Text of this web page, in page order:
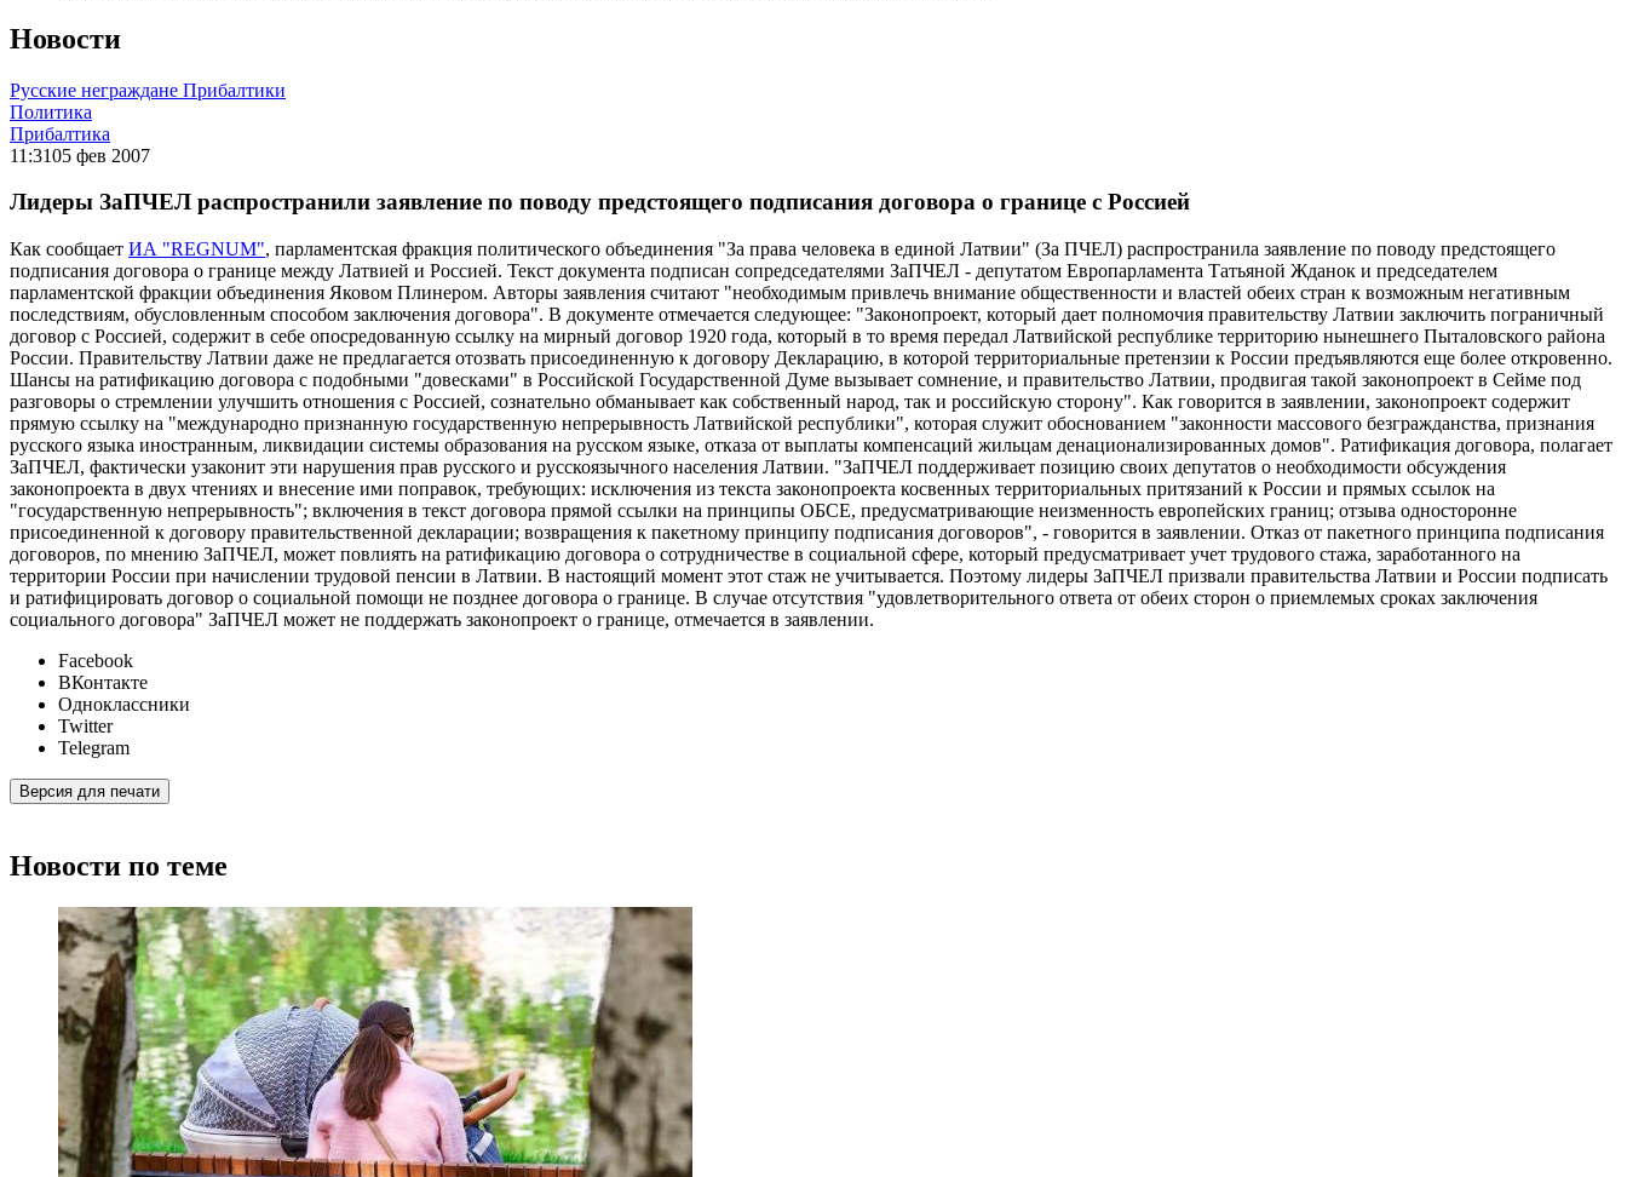
Новости
Русские неграждане Прибалтики
Политика
Прибалтика
11:3105 фев 2007
Лидеры ЗаПЧЕЛ распространили заявление по поводу предстоящего подписания договора о границе с Россией
Как сообщает ИА "REGNUM", парламентская фракция политического объединения "За права человека в единой Латвии" (За ПЧЕЛ) распространила заявление по поводу предстоящего
подписания договора о границе между Латвией и Россией. Текст документа подписан сопредседателями ЗаПЧЕЛ - депутатом Европарламента Татьяной Жданок и председателем
парламентской фракции объединения Яковом Плинером. Авторы заявления считают "необходимым привлечь внимание общественности и властей обеих стран к возможным негативным
последствиям, обусловленным способом заключения договора". В документе отмечается следующее: "Законопроект, который дает полномочия правительству Латвии заключить пограничный
договор с Россией, содержит в себе опосредованную ссылку на мирный договор 1920 года, который в то время передал Латвийской республике территорию нынешнего Пыталовского района
России. Правительству Латвии даже не предлагается отозвать присоединенную к договору Декларацию, в которой территориальные претензии к России предъявляются еще более откровенно.
Шансы на ратификацию договора с подобными "довесками" в Российской Государственной Думе вызывает сомнение, и правительство Латвии, продвигая такой законопроект в Сейме под
разговоры о стремлении улучшить отношения с Россией, сознательно обманывает как собственный народ, так и российскую сторону". Как говорится в заявлении, законопроект содержит
прямую ссылку на "международно признанную государственную непрерывность Латвийской республики", которая служит обоснованием "законности массового безгражданства, признания
русского языка иностранным, ликвидации системы образования на русском языке, отказа от выплаты компенсаций жильцам денационализированных домов". Ратификация договора, полагает
ЗаПЧЕЛ, фактически узаконит эти нарушения прав русского и русскоязычного населения Латвии. "ЗаПЧЕЛ поддерживает позицию своих депутатов о необходимости обсуждения
законопроекта в двух чтениях и внесение ими поправок, требующих: исключения из текста законопроекта косвенных территориальных притязаний к России и прямых ссылок на
"государственную непрерывность"; включения в текст договора прямой ссылки на принципы ОБСЕ, предусматривающие неизменность европейских границ; отзыва односторонне
присоединенной к договору правительственной декларации; возвращения к пакетному принципу подписания договоров", - говорится в заявлении. Отказ от пакетного принципа подписания
договоров, по мнению ЗаПЧЕЛ, может повлиять на ратификацию договора о сотрудничестве в социальной сфере, который предусматривает учет трудового стажа, заработанного на
территории России при начислении трудовой пенсии в Латвии. В настоящий момент этот стаж не учитывается. Поэтому лидеры ЗаПЧЕЛ призвали правительства Латвии и России подписать
и ратифицировать договор о социальной помощи не позднее договора о границе. В случае отсутствия "удовлетворительного ответа от обеих сторон о приемлемых сроках заключения
социального договора" ЗаПЧЕЛ может не поддержать законопроект о границе, отмечается в заявлении.
Facebook
ВКонтакте
Одноклассники
Twitter
Telegram
Версия для печати
Новости по теме